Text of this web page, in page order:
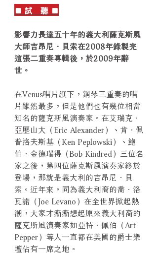
■ 試 聽 ■
影響力長達五十年的義大利薩克斯風
大師吉昂尼．貝索在2008年錄製完
這張二重奏專輯後，於2009年辭
世。
在Venus唱片旗下，鋼琴三重奏的唱
片雖然最多，但是他們也有幾位相當
知名的薩克斯風演奏家。在艾瑞克．
亞歷山大（Eric Alexander）、肯．佩
普洛夫斯基（Ken Peplowski）、鮑
伯．金德瑞得（Bob Kindred）三位名
家之後，第四位薩克斯風演奏家終於
登場，那就是義大利的吉昂尼．貝
索。近年來，同為義大利裔的喬．洛
瓦諾（Joe Levano）在全世界掀起熱
潮，大家才漸漸想起原來義大利裔的
薩克斯風演奏家如亞特．佩伯（Art
Pepper）等人一直都在美國的爵士樂
壇佔有一席之地。